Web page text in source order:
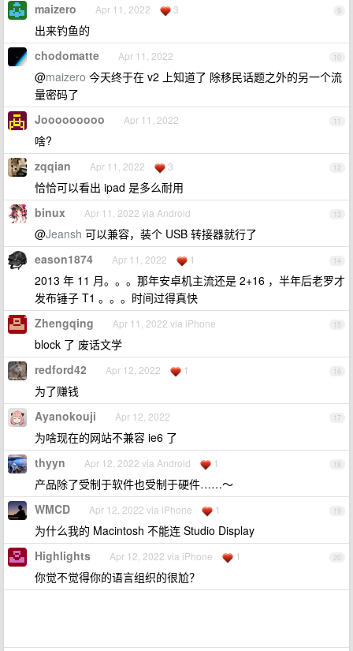
9
maizero Apr 11, 2022 3
出来钓鱼的
10
chodomatte Apr 11, 2022
@maizero 今天终于在 v2 上知道了 除移民话题之外的另一个流
量密码了
11
Jooooooooo Apr 11, 2022
啥?
12
zqqian Apr 11, 2022 3
恰恰可以看出 ipad 是多么耐用
13
binux Apr 11, 2022 via Android
@Jeansh 可以兼容，装个 USB 转接器就行了
14
eason1874 Apr 11, 2022 1
2013 年 11 月。。。那年安卓机主流还是 2+16 ，半年后老罗才
发布锤子 T1 。。。时间过得真快
15
Zhengqing Apr 11, 2022 via iPhone
block 了 废话文学
16
redford42 Apr 12, 2022 1
为了赚钱
17
Ayanokouji Apr 12, 2022
为啥现在的网站不兼容 ie6 了
18
thyyn Apr 12, 2022 via Android 1
产品除了受制于软件也受制于硬件……～
19
WMCD Apr 12, 2022 via iPhone 1
为什么我的 Macintosh 不能连 Studio Display
20
Highlights Apr 12, 2022 via iPhone 1
你觉不觉得你的语言组织的很尬？